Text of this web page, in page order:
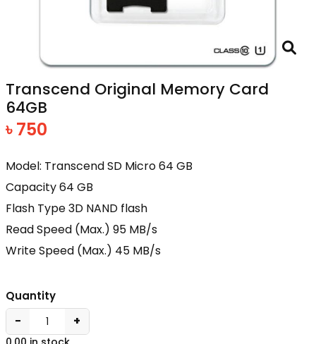
Transcend Original Memory Card
64GB
৳ 750
Model: Transcend SD Micro 64 GB
Capacity 64 GB
Flash Type 3D NAND flash
Read Speed (Max.) 95 MB/s
Write Speed (Max.) 45 MB/s
Quantity
− +